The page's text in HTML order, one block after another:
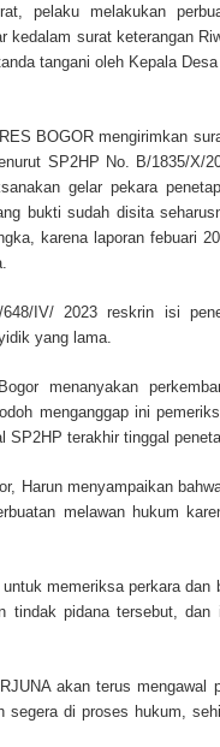
pelaku melakukan
kedalam surat keterangan
tangani oleh Kepala
BOGOR mengirimkan
SP2HP No. B/1835/X/
gelar pekara
bukti sudah disita
karena laporan febuari
IV/ 2023 reskrin isi
yang lama.
menanyakan
menganggap ini
SP2HP terakhir tinggal
Harun menyampaikan
melawan hukum
memeriksa perkara
tindak pidana tersebut,
akan terus mengawal
segera di proses hukum,